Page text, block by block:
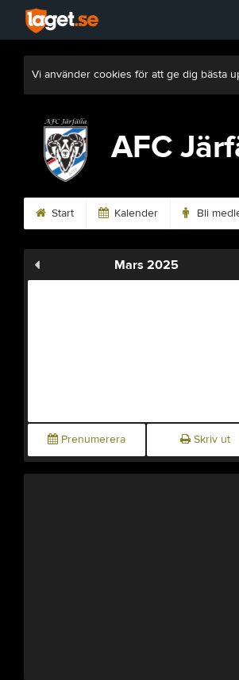
Vi använder cookies för att ge dig bästa
AFC
Start Kalender Bli
Mars 2025
Prenumerera Skriv ut